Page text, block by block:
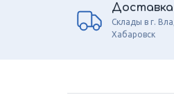
Доставка
Склады в г.
Хабаровск